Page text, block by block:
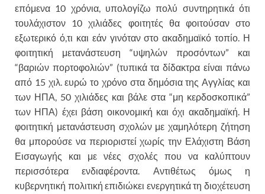
επόμενα 10 χρόνια, υπολογίζω πολύ συντηρητικά ότι
τουλάχιστον 10 χιλιάδες φοιτητές θα φοιτούσαν στο
εξωτερικό ό,τι και εάν γινόταν στο ακαδημαϊκό τοπίο. Η
φοιτητική μετανάστευση “υψηλών προσόντων” και
“βαριών πορτοφολιών” (τυπικά τα δίδακτρα είναι πάνω
από 15 χιλ. ευρώ το χρόνο στα δημόσια της Αγγλίας και
των ΗΠΑ, 50 χιλιάδες και βάλε στα “μη κερδοσκοπικά”
των ΗΠΑ) έχει βάση οικονομική και όχι ακαδημαϊκή. Η
φοιτητική μετανάστευση σχολών με χαμηλότερη ζήτηση
θα μπορούσε να περιοριστεί χωρίς την Ελάχιστη Βάση
Εισαγωγής και με νέες σχολές που να καλύπτουν
περισσότερα ενδιαφέροντα. Αντιθέτως όμως η
κυβερνητική πολιτική επιδιώκει ενεργητικά τη διοχέτευση